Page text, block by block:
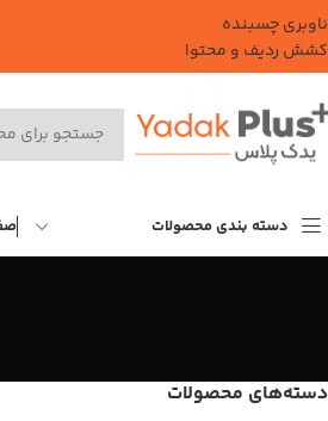
ناوبری چسبنده
کشش ردیف و محتوا
دسته بندی محصولات
دسته‌های محصولات